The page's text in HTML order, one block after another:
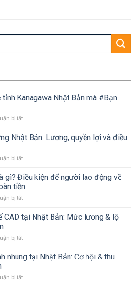
Kanagawa Nhật Bản mà #Bạn
bị tắtở
tần
tật
tỉnh
Nhật
Bản
#Bạn
biết
Nhật Bản: Lương, quyền lợi và điều
bị tắtở
sư
xây
dựng
Nhật
Lương,
và
kiện
gì? Điều kiện để người lao động về
tiền
bị tắtở
Nenkin
là
Điều
để
động
CAD tại Nhật Bản: Mức lương & lộ
bị tắtở
sư
thiết
CAD
nhúng tại Nhật Bản: Cơ hội & thu
bị tắtở